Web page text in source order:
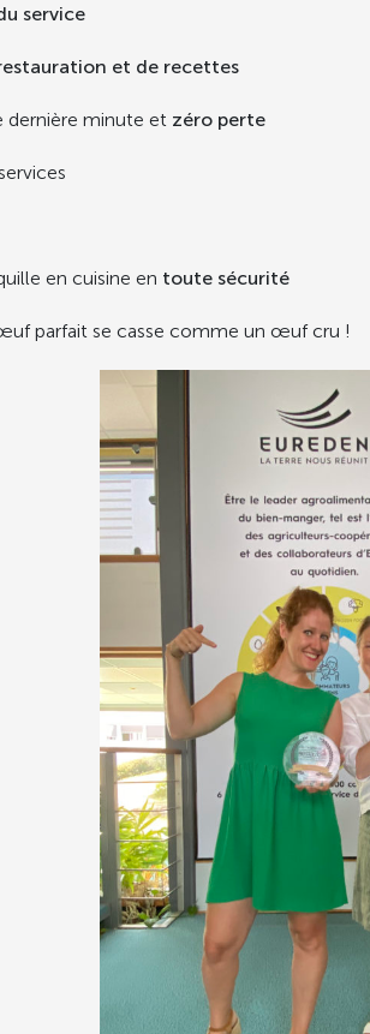
service
et de recettes
dernière minute et zéro perte
en cuisine en toute sécurité
parfait se casse comme un œuf cru !